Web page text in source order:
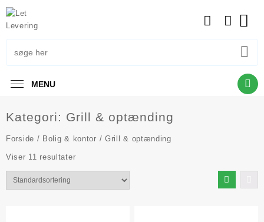
Skip
to
content
MENU
Kategori: Grill & optænding
Forside / Bolig & kontor / Grill & optænding
Viser 11 resultater